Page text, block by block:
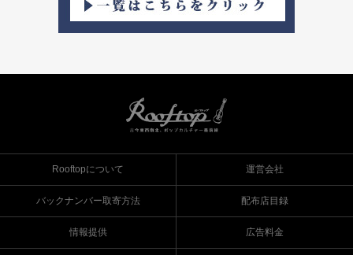
Rooftopについて 運営会社
バックナンバー取寄方法 配布店目録
情報提供 広告料金